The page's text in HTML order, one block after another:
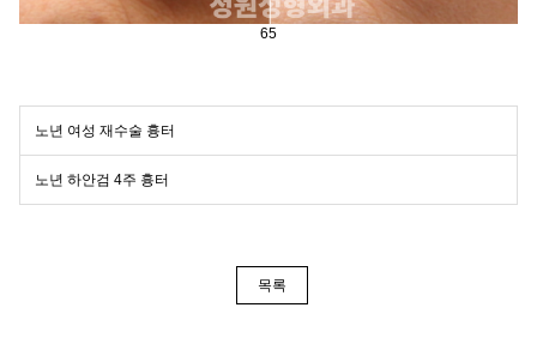
65
노년 여성 재수술 흉터
노년 하안검 4주 흉터
목록